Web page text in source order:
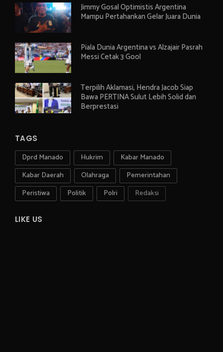
Jimmy Gosal Optimistis Argentina
Mampu Pertahankan Gelar Juara Dunia
Piala Dunia Argentina vs Alzajair Pasrah
Messi Cetak 3 Gool
Terpilih Aklamasi, Hendra Jacob Siap
Bawa PERTINA Sulut Lebih Solid dan
Berprestasi
TAGS
Dprd Manado Hukrim
Kabar Manado
Kabar Daerah
Olahraga
Pemerintahan
Peristiwa
Politik Polri Redaksi
LIKE US